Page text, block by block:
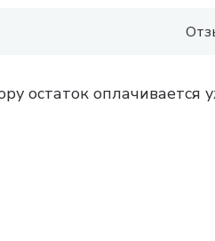
остаток оплачивается